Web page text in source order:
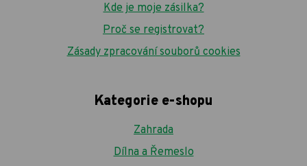
Kde je moje zásilka?
Proč se registrovat?
Zásady zpracování souborů cookies
Kategorie e-shopu
Zahrada
Dílna a Řemeslo